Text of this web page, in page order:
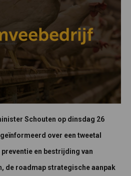
Schouten op dinsdag 26
over een tweetal
en bestrijding van
de roadmap strategische aanpak